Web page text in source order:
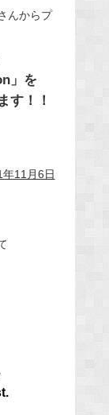
んからプ
」を
す！！
11月6日